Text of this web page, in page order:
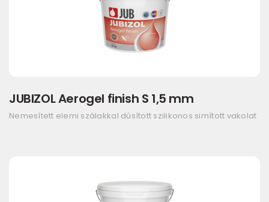
JUBIZOL Aerogel finish S 1,5 mm
Nemesített elemi szálakkal dúsított szilikonos simított vakolat